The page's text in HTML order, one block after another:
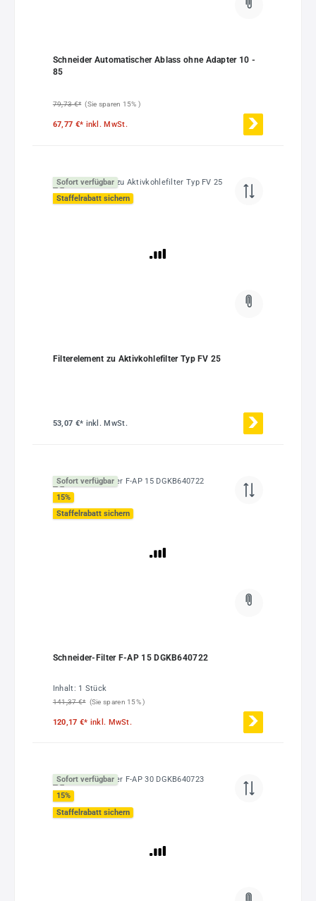
Schneider Automatischer Ablass ohne Adapter 10 -
85
79,73 €* (Sie sparen 15% )
67,77 €* inkl. MwSt.
Sofort verfügbar
Staffelrabatt sichern
Filterelement zu Aktivkohlefilter Typ FV 25
53,07 €* inkl. MwSt.
Sofort verfügbar
15%
Staffelrabatt sichern
Schneider-Filter F-AP 15 DGKB640722
Inhalt: 1 Stück
141,37 €* (Sie sparen 15% )
120,17 €* inkl. MwSt.
Sofort verfügbar
15%
Staffelrabatt sichern